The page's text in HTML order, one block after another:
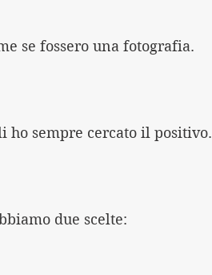
se fossero una fotografia.
ho sempre cercato il positivo.
due scelte: